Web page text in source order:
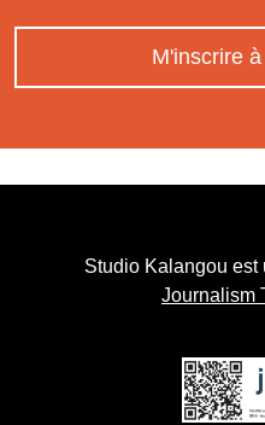
M'inscrire
Studio Kalangou est
Journalism